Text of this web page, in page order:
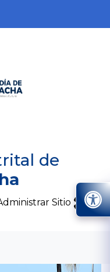
de
Sitio